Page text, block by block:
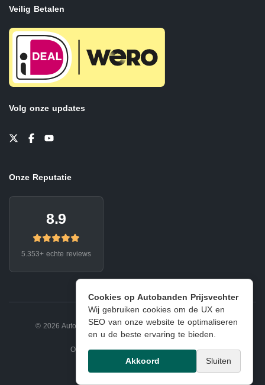
Cookies op Autobanden Prijsvechter
Wij gebruiken cookies om de UX en
SEO van onze website te optimaliseren
en u de beste ervaring te bieden.
Akkoord Sluiten
Veilig Betalen
Volg onze updates
Onze Reputatie
8.9
5.353+ echte reviews
© 2026 Autobanden Prijsvechter. Privacy | Voorwaarden
Onderdeel van EJ Banden Oosterhout